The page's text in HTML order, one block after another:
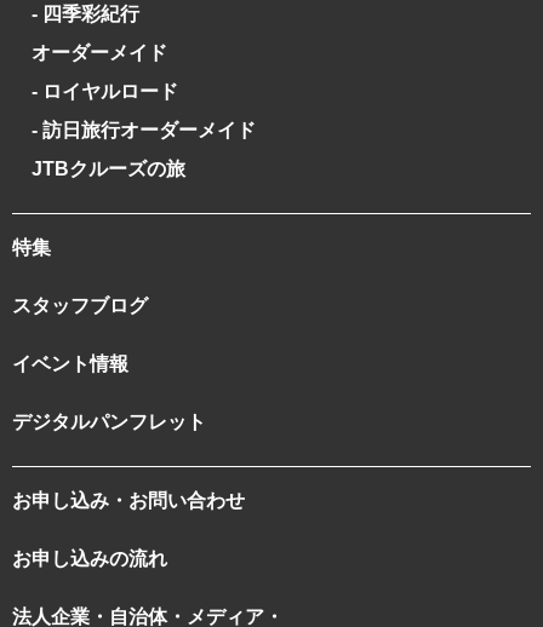
- 四季彩紀行
オーダーメイド
- ロイヤルロード
- 訪日旅行オーダーメイド
JTBクルーズの旅
特集
スタッフブログ
イベント情報
デジタルパンフレット
お申し込み・お問い合わせ
お申し込みの流れ
法人企業・自治体・メディア・